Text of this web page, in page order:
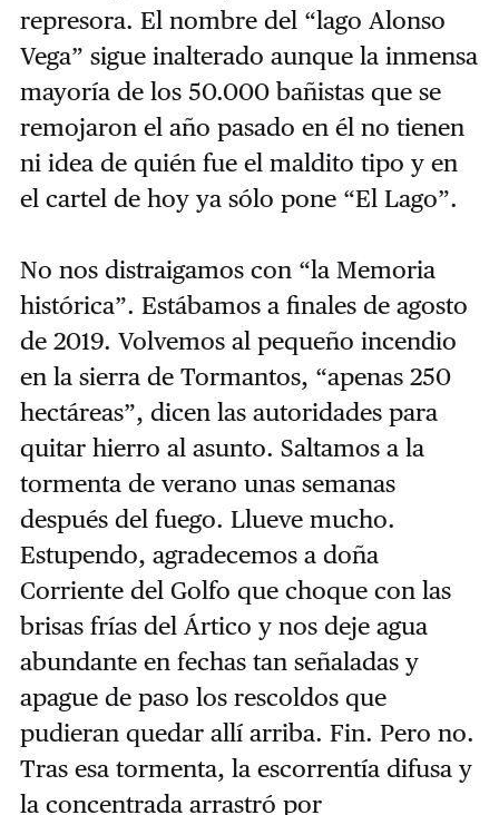
represora. El nombre del “lago Alonso
Vega” sigue inalterado aunque la inmensa
mayoría de los 50.000 bañistas que se
remojaron el año pasado en él no tienen
ni idea de quién fue el maldito tipo y en
el cartel de hoy ya sólo pone “El Lago”.
No nos distraigamos con “la Memoria
histórica”. Estábamos a finales de agosto
de 2019. Volvemos al pequeño incendio
en la sierra de Tormantos, “apenas 250
hectáreas”, dicen las autoridades para
quitar hierro al asunto. Saltamos a la
tormenta de verano unas semanas
después del fuego. Llueve mucho.
Estupendo, agradecemos a doña
Corriente del Golfo que choque con las
brisas frías del Ártico y nos deje agua
abundante en fechas tan señaladas y
apague de paso los rescoldos que
pudieran quedar allí arriba. Fin. Pero no.
Tras esa tormenta, la escorrentía difusa y
la concentrada arrastró por